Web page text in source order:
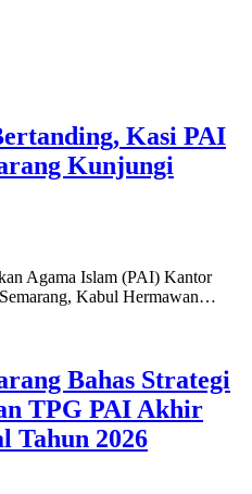
Kasi PAI
Kunjungi
Agama Islam (PAI) Kantor
Kabul Hermawan…
Bahas Strategi
TPG PAI Akhir
Tahun 2026